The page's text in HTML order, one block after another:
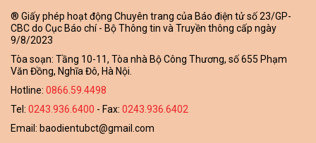
® Giấy phép hoạt động Chuyên trang của Báo điện tử số 23/GP-
CBC do Cục Báo chí - Bộ Thông tin và Truyền thông cấp ngày
9/8/2023
Tòa soạn: Tầng 10-11, Tòa nhà Bộ Công Thương, số 655 Phạm
Văn Đồng, Nghĩa Đô, Hà Nội.
Hotline: 0866.59.4498
Tel: 0243.936.6400 - Fax: 0243.936.6402
Email: baodientubct@gmail.com